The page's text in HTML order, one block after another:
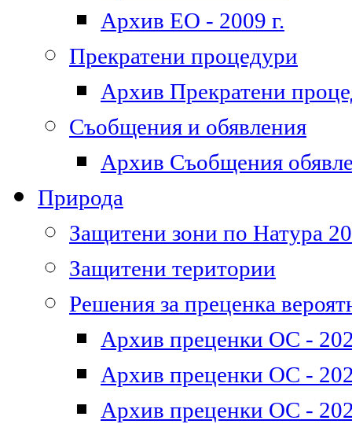
Архив ЕО - 2009 г.
Прекратени процедури
Архив Прекратени
Съобщения и обявления
Архив Съобщения
Природа
Защитени зони по Натура
Защитени територии
Решения за преценка
Архив преценки ОС -
Архив преценки ОС -
Архив преценки ОС -